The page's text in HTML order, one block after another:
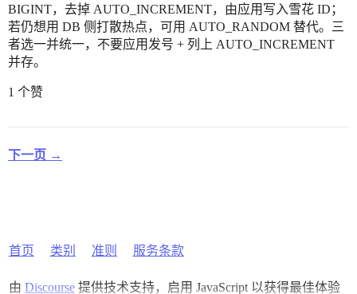
BIGINT，去掉 AUTO_INCREMENT，由应用写入雪花 ID；
若仍想用 DB 侧打散热点，可用 AUTO_RANDOM 替代。三
者选一并统一，不要应用发号 + 列上 AUTO_INCREMENT
并存。
1 个赞
下一页 →
首页 类别 准则 服务条款
由 Discourse提供技术支持，启用 JavaScript 以获得最佳体验